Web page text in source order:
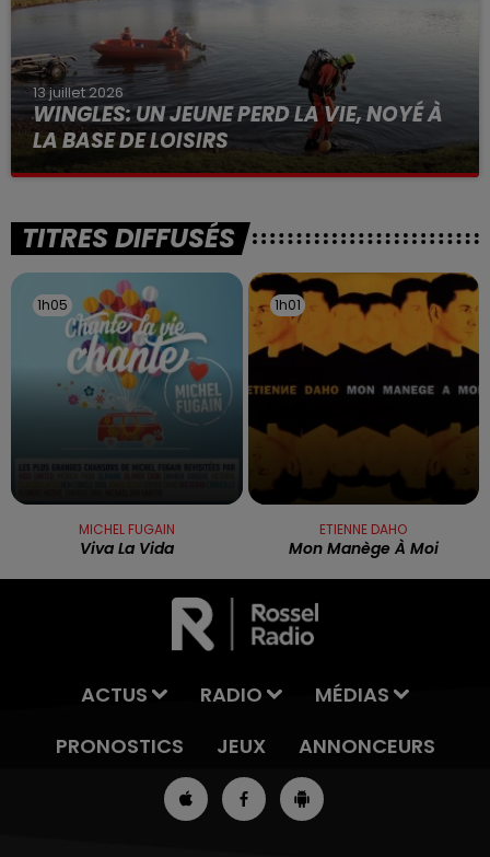
13 juillet 2026
WINGLES: UN JEUNE PERD LA VIE, NOYÉ À
LA BASE DE LOISIRS
La victime a coulé à pic
TITRES DIFFUSÉS
1h05
1h05
MICHEL FUGAIN
Viva La Vida
1h01
1h01
ETIENNE DAHO
Mon Manège À Moi
ACTUS RADIO
MÉDIAS
PRONOSTICS
JEUX ANNONCEURS